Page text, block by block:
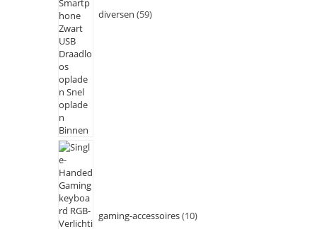
diversen 59
gaming-accessoires 10